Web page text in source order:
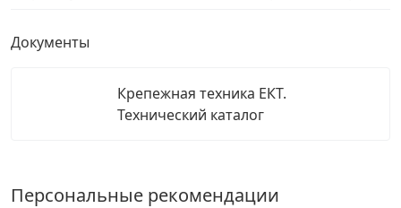
Документы
Крепежная техника ЕКТ.
Технический каталог
Персональные рекомендации